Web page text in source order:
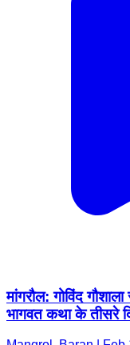
मांगरौल: गोविंद
भागवत कथा के तीसरे